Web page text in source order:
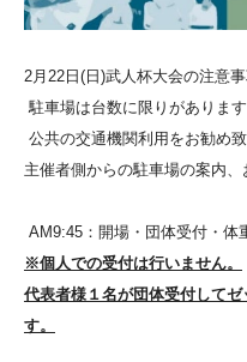
2月22日(日)武人杯大会の注意
駐車場は台数に限りがあります
公共の交通機関利用をお勧め
主催者側からの駐車場の案内
AM9:45：開場・団体受付・体
※個人での受付は行いません。
代表者様１名が団体受付して
す。